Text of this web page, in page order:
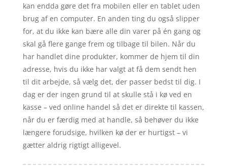
kan endda gøre det fra mobilen eller en tablet uden
brug af en computer. En anden ting du også slipper
for, at du ikke kan bære alle din varer på én gang og
skal gå flere gange frem og tilbage til bilen. Når du
har handlet dine produkter, kommer de hjem til din
adresse, hvis du ikke har valgt at få dem sendt hen
til dit arbejde, så vælg det, der passer bedst til dig. I
dag er der ingen grund til at skulle stå i kø ved en
kasse – ved online handel så det er direkte til kassen,
når du er færdig med at handle, så behøver du ikke
længere forudsige, hvilken kø der er hurtigst – vi
gætter aldrig rigtigt alligevel.